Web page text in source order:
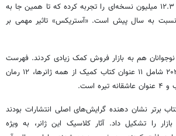
پیش از پایان سال فروشی ۱۲.۳ میلیون نسخه‌ای را تجربه کرده که تا همین جا به
۵ درصدی نسبت به سال پیش است. «آستریکس» تاثیر مهمی بر
هم به بازار فروش کمک زیادی کردند. فهرست
۵۰ کتاب پرفروش سال ۲۰۲۳ شامل ۱۱ عنوان کتاب کمیک از همه ژانرها، ۱۲ رمان
است.
سالی که گذشت، ۵۰ کتاب برتر نشان دهنده گرایش‌های اصلی انتشارات بودند
را تشکیل داد. آثار کلاسیک این ژانر، به ویژه